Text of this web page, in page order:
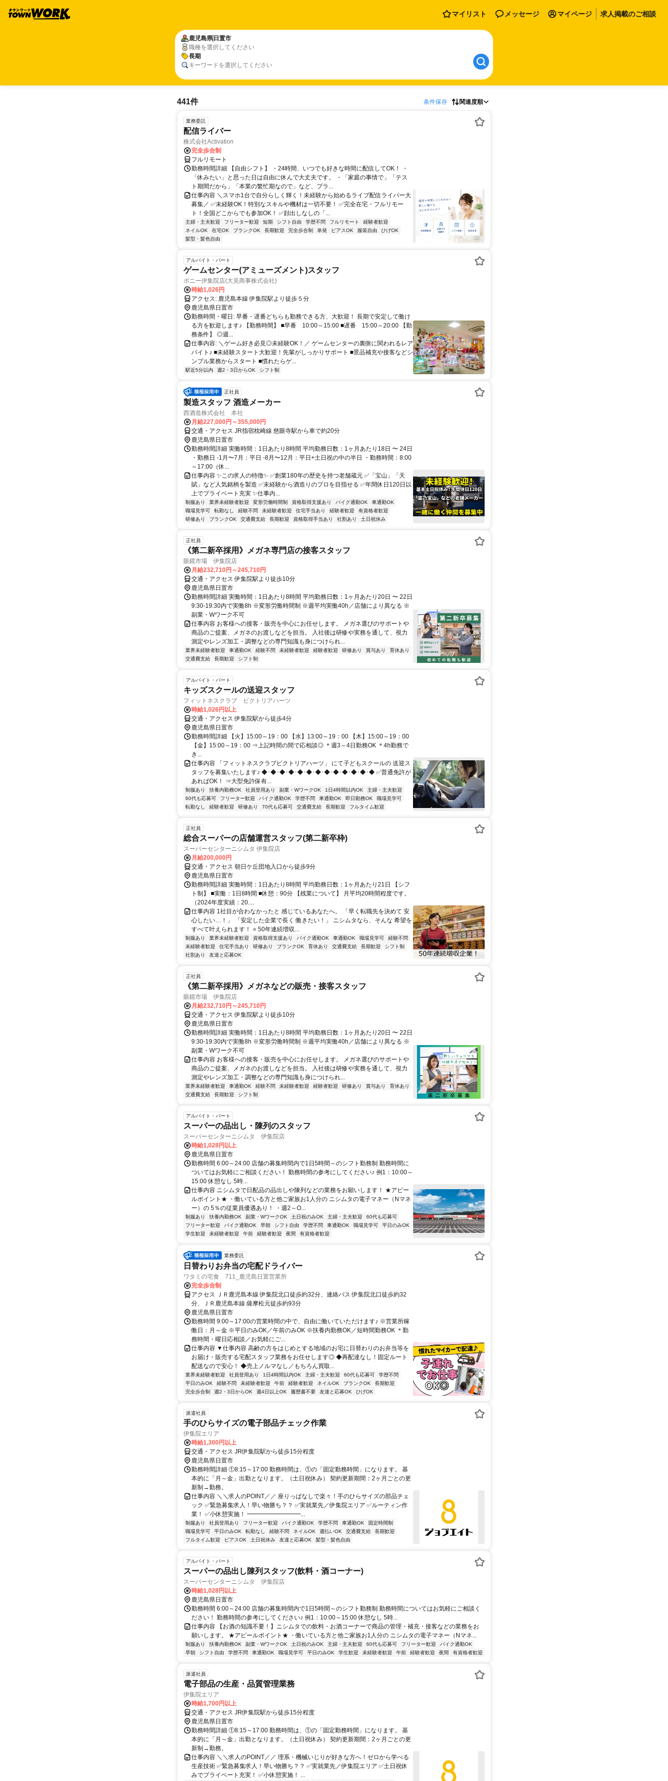
マイリスト メッセージ マイページ 求人掲載のご相談
鹿児島県 日置市
職種を選択してください
長期
キーワードを選択してください
441件 条件保存 関連度順
業務委託
配信ライバー
株式会社Activation
完全歩合制
フルリモート
勤務時間詳細 【自由シフト】 ・24時間、いつでも好きな時間に配信してOK！ ・
「休みたい」と思った日は自由に休んで大丈夫です。 ・「家庭の事情で」「テス
ト期間だから」「本業の繁忙期なので」など、プラ...
仕事内容 ＼スマホ1台で自分らしく輝く！未経験から始めるライブ配信ライバー大
募集／ ✅未経験OK！特別なスキルや機材は一切不要！ ✅完全在宅・フルリモー
ト！全国どこからでも参加OK！ ✅顔出しなしの「...
主婦・主夫歓迎 フリーター歓迎 短期 シフト自由 学歴不問 フルリモート
経験者歓迎
ネイルOK
在宅OK ブランクOK 長期歓迎 完全歩合制 単発 ピアスOK 服装自由
ひげOK
髪型・髪色自由
アルバイト・パート
ゲームセンター(アミューズメント)スタッフ
ポニー伊集院店(大見商事株式会社)
時給1,026円
アクセス: 鹿児島本線 伊集院駅より徒歩５分
鹿児島県日置市
勤務時間・曜日: 早番・遅番どちらも勤務できる方、大歓迎！ 長期で安定して働け
る方を歓迎します♪ 【勤務時間】 ■早番 10:00～15:00 ■遅番 15:00～20:00 【勤
務条件】 ◎週...
仕事内容: ＼ゲーム好き必見◎未経験OK！／ ゲームセンターの裏側に関われるレア
バイト♪ ■未経験スタート大歓迎！先輩がしっかりサポート ■景品補充や接客などシ
ンプル業務からスタート ■慣れたらゲ...
駅近5分以内 週2・3日からOK シフト制
正社員
製造スタッフ 酒造メーカー
西酒造株式会社 本社
月給227,000円～355,000円
交通・アクセス JR指宿枕崎線 慈眼寺駅から車で約20分
鹿児島県日置市
勤務時間詳細 実働時間：1日あたり8時間 平均勤務日数：1ヶ月あたり18日 〜 24日
・勤務日 -1月〜7月：平日 -8月〜12月：平日+土日祝の中の半日 ・勤務時間：8:00
～17:00（休...
仕事内容 ✨この求人の特徴✨ ✅️創業180年の歴史を持つ老舗蔵元 ✅️「宝山」「天
賦」など人気銘柄を製造 ✅️未経験から酒造りのプロを目指せる ✅️年間休日120日以
上でプライベート充実 ✨仕事内...
制服あり 業界未経験者歓迎 変形労働時間制 資格取得支援あり バイク通勤OK
車通勤OK
職場見学可
転勤なし 経験不問 未経験者歓迎 住宅手当あり 経験者歓迎
有資格者歓迎
研修あり
ブランクOK 交通費支給 長期歓迎 資格取得手当あり 社割あり 土日祝休み
正社員
《第二新卒採用》メガネ専門店の接客スタッフ
眼鏡市場 伊集院店
月給232,710円～245,710円
交通・アクセス 伊集院駅より徒歩10分
鹿児島県日置市
勤務時間詳細 実働時間：1日あたり8時間 平均勤務日数：1ヶ月あたり20日 〜 22日
9:30-19:30内で実働8h ※変形労働時間制 ※週平均実働40h／店舗により異なる ※
副業・Wワーク不可
仕事内容 お客様への接客・販売を中心にお任せします。 メガネ選びのサポートや
商品のご提案、メガネのお渡しなどを担当。 入社後は研修や実務を通して、視力
測定やレンズ加工・調整などの専門知識も身につけられ...
業界未経験者歓迎 車通勤OK 経験不問 未経験者歓迎 経験者歓迎 研修あり 賞与あり
育休あり
交通費支給
長期歓迎 シフト制
アルバイト・パート
キッズスクールの送迎スタッフ
フィットネスクラブ ビクトリアハーツ
時給1,026円以上
交通・アクセス 伊集院駅から徒歩4分
鹿児島県日置市
勤務時間詳細 【火】15:00～19：00 【水】13:00～19：00 【木】15:00～19：00
【金】15:00～19：00 ⇒上記時間の間で応相談◎ ＊週3～4日勤務OK ＊4h勤務で
き...
仕事内容 「フィットネスクラブビクトリアハーツ」 にて子どもスクールの 送迎ス
タッフを募集いたします♪ ◆･◆･◆･◆･◆･◆･◆･◆･◆･◆･◆･◆･◆ ✅普通免許が
あればOK！ ⇒大型免許保有...
制服あり 扶養内勤務OK 社員登用あり 副業・WワークOK 1日4時間以内OK
主婦・主夫歓迎
60代も応募可
フリーター歓迎 バイク通勤OK 学歴不問 車通勤OK 即日勤務OK
職場見学可
転勤なし
経験者歓迎 研修あり 70代も応募可 交通費支給 長期歓迎 フルタイム歓迎
正社員
総合スーパーの店舗運営スタッフ(第二新卒枠)
スーパーセンターニシムタ 伊集院店
月給200,000円
交通・アクセス 朝日ケ丘団地入口から徒歩9分
鹿児島県日置市
勤務時間詳細 実働時間：1日あたり8時間 平均勤務日数：1ヶ月あたり21日 【シフ
ト制】 ■実働：1日8時間 ■休憩：90分 【残業について】 月平均20時間程度です。
（2024年度実績：20....
仕事内容 1社目が合わなかったと 感じているあなたへ。 「早く転職先を決めて 安
心したい…！」 「安定した企業で長く 働きたい！」 ニシムタなら、そんな 希望を
すべて叶えられます！ ⭐ 50年連続増収...
制服あり 業界未経験者歓迎 資格取得支援あり バイク通勤OK 車通勤OK 職場見学可
経験不問
未経験者歓迎
住宅手当あり 研修あり ブランクOK 育休あり 交通費支給 長期歓迎
シフト制
社割あり
友達と応募OK
正社員
《第二新卒採用》メガネなどの販売・接客スタッフ
眼鏡市場 伊集院店
月給232,710円～245,710円
交通・アクセス 伊集院駅より徒歩10分
鹿児島県日置市
勤務時間詳細 実働時間：1日あたり8時間 平均勤務日数：1ヶ月あたり20日 〜 22日
9:30-19:30内で実働8h ※変形労働時間制 ※週平均実働40h／店舗により異なる ※
副業・Wワーク不可
仕事内容 お客様への接客・販売を中心にお任せします。 メガネ選びのサポートや
商品のご提案、メガネのお渡しなどを担当。 入社後は研修や実務を通して、視力
測定やレンズ加工・調整などの専門知識も身につけられ...
業界未経験者歓迎 車通勤OK 経験不問 未経験者歓迎 経験者歓迎 研修あり 賞与あり
育休あり
交通費支給
長期歓迎 シフト制
アルバイト・パート
スーパーの品出し・陳列のスタッフ
スーパーセンターニシムタ 伊集院店
時給1,028円以上
鹿児島県日置市
勤務時間 6:00～24:00 店舗の募集時間内で1日5時間～のシフト勤務制 勤務時間に
ついてはお気軽にご相談ください！ 勤務時間の参考にしてください♪ 例1：10:00～
15:00 休憩なし 5時...
仕事内容 ニシムタで日配品の品出しや陳列などの業務をお願いします！ ★アピー
ルポイント★ ・働いている方と他ご家族お1人分の ニシムタの電子マネー（Nマネ
ー）の 5％の従業員優遇あり！ ・週2～O...
制服あり 扶養内勤務OK 副業・WワークOK 土日祝のみOK 主婦・主夫歓迎
60代も応募可
フリーター歓迎
バイク通勤OK 早朝 シフト自由 学歴不問 車通勤OK 職場見学可
平日のみOK
学生歓迎
未経験者歓迎 午前 経験者歓迎 夜間 有資格者歓迎
業務委託
日替わりお弁当の宅配ドライバー
ワタミの宅食 711_鹿児島日置営業所
完全歩合制
アクセス ＪＲ鹿児島本線 伊集院北口徒歩約32分、連絡バス 伊集院北口徒歩約32
分、ＪＲ鹿児島本線 薩摩松元徒歩約93分
鹿児島県日置市
勤務時間 9:00～17:00の営業時間の中で、自由に働いていただけます♪ ※営業所稼
働日：月～金 ※平日のみOK／午前のみOK ※扶養内勤務OK／短時間勤務OK ＊勤
務時間・曜日応相談／お気軽にご...
仕事内容 ▼仕事内容 高齢の方をはじめとする地域のお宅に日替わりのお弁当等を
お届け・販売する宅配スタッフ業務をお任せします◎ ◆再配達なし！固定ルート
配送なので安心！ ◆売上ノルマなし／もちろん買取...
業界未経験者歓迎 社員登用あり 1日4時間以内OK 主婦・主夫歓迎 60代も応募可
学歴不問
平日のみOK
経験不問 未経験者歓迎 午前 経験者歓迎 ネイルOK ブランクOK
長期歓迎
完全歩合制
週2・3日からOK 週4日以上OK 履歴書不要 友達と応募OK ひげOK
派遣社員
手のひらサイズの電子部品チェック作業
伊集院エリア
時給1,300円以上
交通・アクセス JR伊集院駅から徒歩15分程度
鹿児島県日置市
勤務時間詳細 ①8:15～17:00 勤務時間は、①の「固定勤務時間」になります。 基
本的に「月～金」出勤となります。（土日祝休み） 契約更新期間：2ヶ月ごとの更
新制→勤務。
仕事内容 ＼＼求人のPOINT／／ 座りっぱなしで楽々！手のひらサイズの部品チェ
ック ✅緊急募集求人！早い物勝ち？？ ✅実就業先／伊集院エリア ✅ルーティン作
業！ ✅小休憩実施！ ━━━━━━━━━...
制服あり 社員登用あり フリーター歓迎 バイク通勤OK 学歴不問 車通勤OK
固定時間制
職場見学可
平日のみOK 転勤なし 経験不問 ネイルOK 週払いOK 交通費支給
長期歓迎
フルタイム歓迎
ピアスOK 土日祝休み 友達と応募OK 髪型・髪色自由
アルバイト・パート
スーパーの品出し陳列スタッフ(飲料・酒コーナー)
スーパーセンターニシムタ 伊集院店
時給1,028円以上
鹿児島県日置市
勤務時間 6:00～24:00 店舗の募集時間内で1日5時間～のシフト勤務制 勤務時間についてはお気軽にご相談く
ださい！ 勤務時間の参考にしてください♪ 例1：10:00～15:00 休憩なし 5時...
仕事内容 【お酒の知識不要！】ニシムタでの飲料・お酒コーナーで商品の管理・補充・接客などの業務をお
願いします。 ★アピールポイント★ ・働いている方と他ご家族お1人分の ニシムタの電子マネー（Nマネ...
制服あり 扶養内勤務OK 副業・WワークOK 土日祝のみOK 主婦・主夫歓迎 60代も応募可 フリーター歓迎
バイク通勤OK
早朝
シフト自由 学歴不問 車通勤OK 職場見学可 平日のみOK 学生歓迎 未経験者歓迎 午前 経験者歓迎 夜間 有資格者歓迎
派遣社員
電子部品の生産・品質管理業務
伊集院エリア
時給1,700円以上
交通・アクセス JR伊集院駅から徒歩15分程度
鹿児島県日置市
勤務時間詳細 ①8:15～17:00 勤務時間は、①の「固定勤務時間」になります。 基
本的に「月～金」出勤となります。（土日祝休み） 契約更新期間：2ヶ月ごとの更
新制→勤務。
仕事内容 ＼＼求人のPOINT／／ 理系・機械いじりが好きな方へ！ゼロから学べる
生産技術 ✅緊急募集求人！早い物勝ち？？ ✅実就業先／伊集院エリア ✅土日祝休
みでプライベート充実！ ✅小休憩実施！ ...